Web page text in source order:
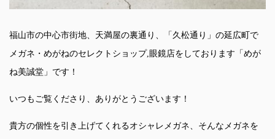
福山市の中心市街地、天満屋の裏通り、「久松通り」の延広町で
メガネ・めがねのセレクトショップ,眼鏡店をしております「めが
ね美誠堂」です！
いつもご覧くださり、ありがとうございます！
貴方の個性を引き上げてくれるオシャレメガネ、そんなメガネを